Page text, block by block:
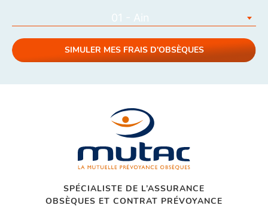
01 - Ain
SIMULER MES FRAIS D'OBSÈQUES
SPÉCIALISTE DE L’ASSURANCE
OBSÈQUES ET CONTRAT PRÉVOYANCE